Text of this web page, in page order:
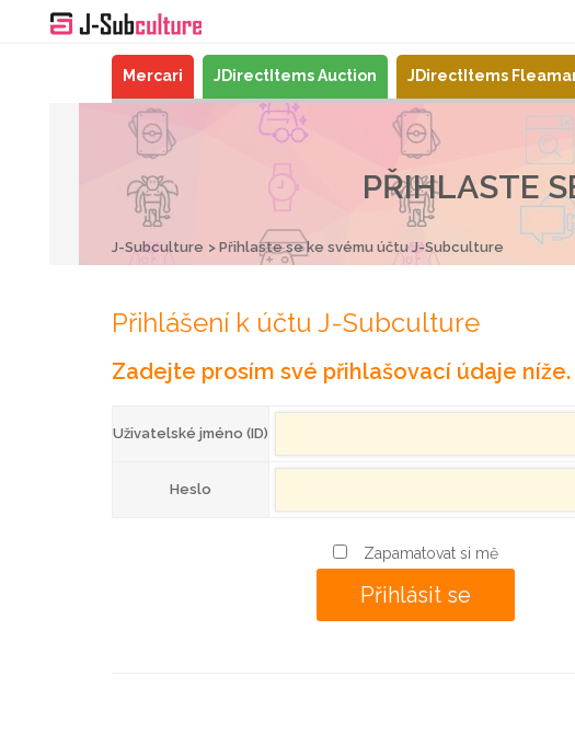
Mercari JDirectItems Auction JDirectItems
PŘIHLASTE
J-Subculture Přihlaste se ke svému účtu J-Subculture
Přihlášení k účtu J-Subculture
Zadejte prosím své přihlašovací údaje níže.
Uživatelské jméno (ID)
Heslo
Zapamatovat si mě